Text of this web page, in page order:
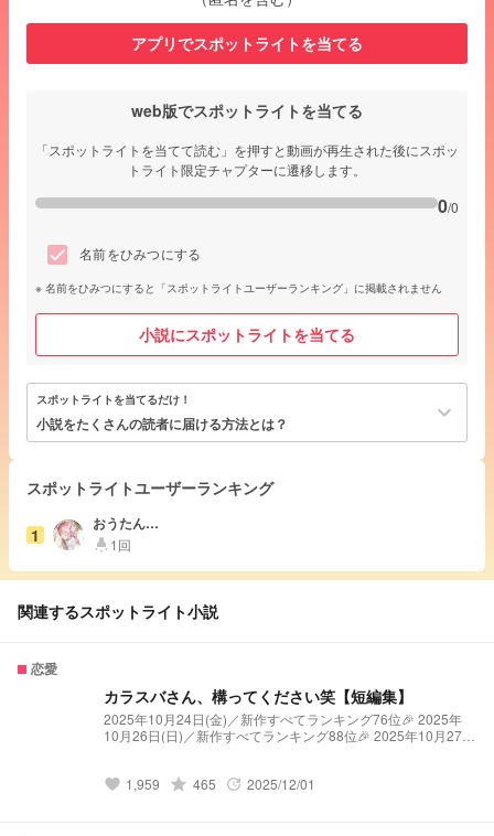
アプリでスポットライトを当てる
web版でスポットライトを当てる
「スポットライトを当てて読む」を押すと動画が再生された後にスポッ
トライト限定チャプターに遷移します。
0/0
名前をひみつにする
名前をひみつにすると「スポットライトユーザーランキング」に掲載されません
小説にスポットライトを当てる
スポットライトを当てるだけ！
小説をたくさんの読者に届ける方法とは？ keyboard_arrow_down
スポットライトユーザーランキング
1
おうたん@
長男なのに
アイコン女
体化(？)
highlight 1回
関連するスポットライト小説
恋愛
カラスバさん、構ってください笑【短編集】
2025年10月24日(金)／新作すべてランキング76位🎉 2025年
10月26日(日)／新作すべてランキング88位🎉 2025年10月27日
favorite 1,959 grade 465 update 2025/12/01